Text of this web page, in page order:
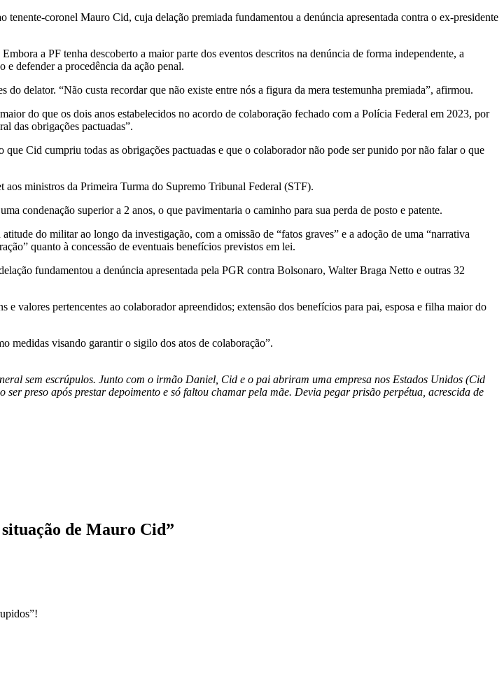
coronel Mauro Cid, cuja delação premiada fundamentou a denúncia apresentada contra o ex-presidente
a PF tenha descoberto a maior parte dos eventos descritos na denúncia de forma independente, a
defender a procedência da ação penal.
delator. “Não custa recordar que não existe entre nós a figura da mera testemunha premiada”, afirmou.
do que os dois anos estabelecidos no acordo de colaboração fechado com a Polícia Federal em 2023, por
das obrigações pactuadas”.
Cid cumpriu todas as obrigações pactuadas e que o colaborador não pode ser punido por não falar o que
aos ministros da Primeira Turma do Supremo Tribunal Federal (STF).
condenação superior a 2 anos, o que pavimentaria o caminho para sua perda de posto e patente.
do militar ao longo da investigação, com a omissão de “fatos graves” e a adoção de uma “narrativa
quanto à concessão de eventuais benefícios previstos em lei.
fundamentou a denúncia apresentada pela PGR contra Bolsonaro, Walter Braga Netto e outras 32
valores pertencentes ao colaborador apreendidos; extensão dos benefícios para pai, esposa e filha maior do
medidas visando garantir o sigilo dos atos de colaboração”.
sem escrúpulos. Junto com o irmão Daniel, Cid e o pai abriram uma empresa nos Estados Unidos (Cid
preso após prestar depoimento e só faltou chamar pela mãe. Devia pegar prisão perpétua, acrescida de
de Mauro Cid”